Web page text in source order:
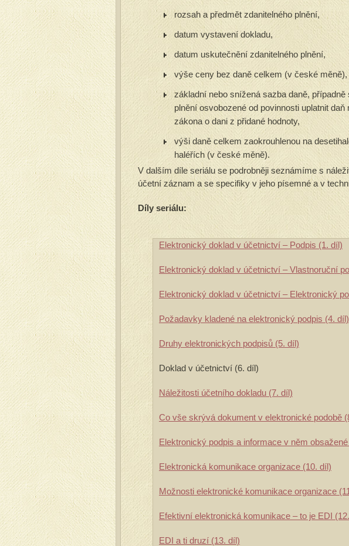
rozsah a předmět zdanitelného plnění,
datum vystavení dokladu,
datum uskutečnění zdanitelného plnění,
výše ceny bez daně celkem (v české měně),
základní nebo snížená sazba daně,
plnění osvobozené od povinnosti uplatnit
zákona o dani z přidané hodnoty,
výši daně celkem zaokrouhlenou na
haléřích (v české měně).
V dalším díle seriálu se podrobněji seznámíme s
účetní záznam a se specifiky v jeho písemné a v
Díly seriálu:
Elektronický doklad v účetnictví – Podpis (1. díl)
Elektronický doklad v účetnictví – Vlastnoruční
Elektronický doklad v účetnictví – Elektronický
Požadavky kladené na elektronický podpis (4. díl)
Druhy elektronických podpisů (5. díl)
Doklad v účetnictví (6. díl)
Náležitosti účetního dokladu (7. díl)
Co vše skrývá dokument v elektronické podobě
Elektronický podpis a informace v něm
Elektronická komunikace organizace (10. díl)
Možnosti elektronické komunikace organizace
Efektivní elektronická komunikace – to je EDI
EDI a ti druzí (13. díl)